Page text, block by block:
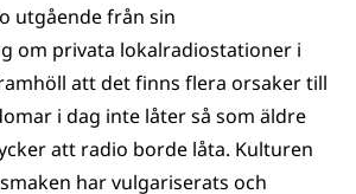
utgående från sin
om privata lokalradiostationer i
att det finns flera orsaker till
i dag inte låter så som äldre
att radio borde låta. Kulturen
har vulgariserats och